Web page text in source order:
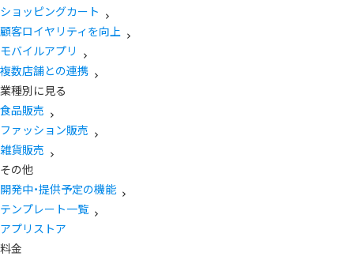
ショッピングカート
顧客ロイヤリティを向上
モバイルアプリ
複数店舗との連携
業種別に見る
食品販売
ファッション販売
雑貨販売
その他
開発中・提供予定の機能
テンプレート一覧
アプリストア
料金